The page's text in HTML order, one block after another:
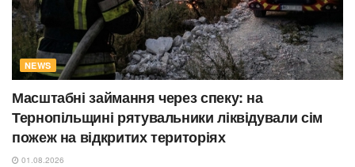
NEWS
Масштабні займання через спеку: на
Тернопільщині рятувальники ліквідували сім
пожеж на відкритих територіях
01.08.2026